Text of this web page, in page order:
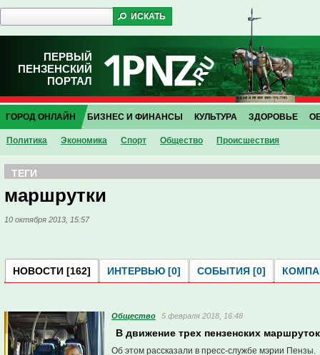
ПЕРВЫЙ
ПЕНЗЕНСКИЙ
ПОРТАЛ
ГОРОД ОНЛАЙН
Политика Экономика Спорт Общество Проиcшествия
БИЗНЕС И ФИНАНСЫ КУЛЬТУРА ЗДОРОВЬЕ
ТЕГИ
маршрутки
10 октября 2013, 15:57
НОВОСТИ [162] ИНТЕРВЬЮ [0] СОБЫТИЯ [0]
Общество 5 февраля 2018, 16:48
В движение трех пензенских
Об этом рассказали в пресс-службе мэрии Пензы.